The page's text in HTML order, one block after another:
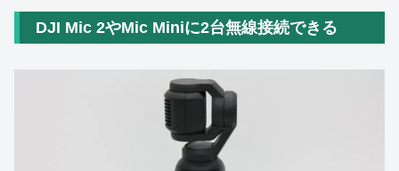
DJI Mic 2やMic Miniに2台無線接続できる